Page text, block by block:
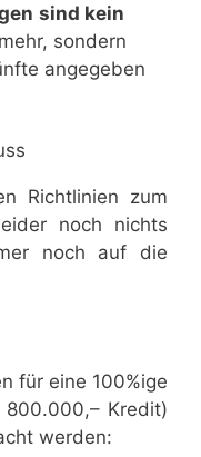
sind kein
mehr, sondern
angegeben
Richtlinien zum
noch nichts
noch auf die
für eine 100%ige
800.000,– Kredit)
werden: